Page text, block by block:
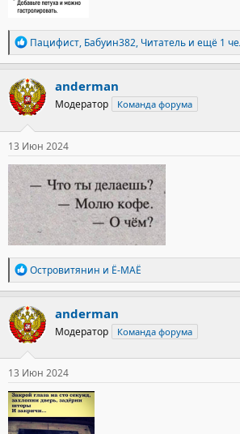
Р
е
а
к
ц
и
и
:
Пацифист, Бабуин382, Читатель и ещё 1
anderman
Модератор Команда форума
13 Июн 2024
Р
е
а
к
ц
и
и
:
Островитянин и Ё-МАЁ
anderman
Модератор Команда форума
13 Июн 2024